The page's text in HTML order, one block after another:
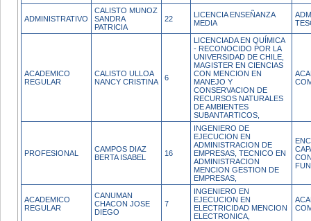
ADMINISTRATIVO
CALISTO MUNOZ
SANDRA
PATRICIA
22
LICENCIA ENSEÑANZA
MEDIA
ACADEMICO
REGULAR
CALISTO ULLOA
NANCY CRISTINA
6
LICENCIADA EN QUÍMICA
- RECONOCIDO POR LA
UNIVERSIDAD DE CHILE,
MAGISTER EN CIENCIAS
CON MENCION EN
MANEJO Y
CONSERVACION DE
RECURSOS NATURALES
DE AMBIENTES
SUBANTARTICOS,
PROFESIONAL
CAMPOS DIAZ
BERTA ISABEL
16
INGENIERO DE
EJECUCION EN
ADMINISTRACION DE
EMPRESAS, TECNICO EN
ADMINISTRACION
MENCION GESTION DE
EMPRESAS,
ACADEMICO
REGULAR
CANUMAN
CHACON JOSE
DIEGO
7
INGENIERO EN
EJECUCION EN
ELECTRICIDAD MENCION
ELECTRONICA,